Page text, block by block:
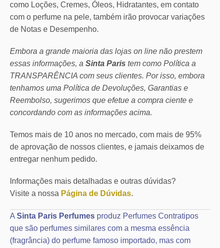
como Loções, Cremes, Óleos, Hidratantes, em contato
com o perfume na pele, também irão provocar variações
de Notas e Desempenho.
Embora a grande maioria das lojas on line não prestem
essas informações, a Sinta Paris tem como Política a
TRANSPARÊNCIA com seus clientes. Por isso, embora
tenhamos uma Política de Devoluções, Garantias e
Reembolso, sugerimos que efetue a compra ciente e
concordando com as informações acima.
Temos mais de 10 anos no mercado, com mais de 95%
de aprovação de nossos clientes, e jamais deixamos de
entregar nenhum pedido.
Informações mais detalhadas e outras dúvidas?
Visite a nossa Página de Dúvidas.
A Sinta Paris Perfumes produz Perfumes Contratipos
que são perfumes similares com a mesma essência
(fragrância) do perfume famoso importado, mas com